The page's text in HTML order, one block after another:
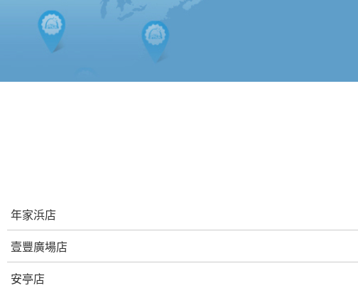
年家浜店
壹豐廣場店
安亭店